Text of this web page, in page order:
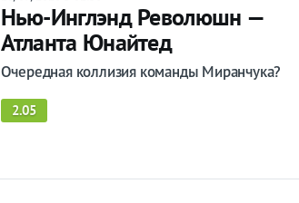
Нью-Инглэнд Революшн —
Атланта Юнайтед
Очередная коллизия команды Миранчука?
2.05